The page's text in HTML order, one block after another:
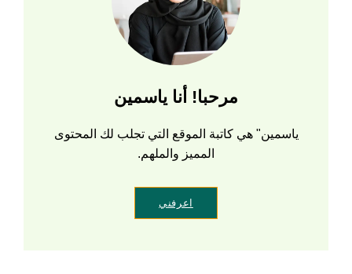
مرحبا! أنا ياسمين
ياسمين" هي كاتبة الموقع التي تجلب لك المحتوى
المميز والملهم.
اعرفني